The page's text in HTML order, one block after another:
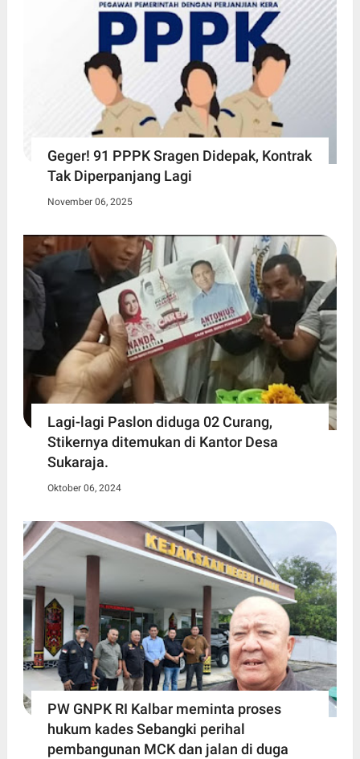
Geger! 91 PPPK Sragen Didepak, Kontrak
Tak Diperpanjang Lagi
November 06, 2025
Lagi-lagi Paslon diduga 02 Curang,
Stikernya ditemukan di Kantor Desa
Sukaraja.
Oktober 06, 2024
PW GNPK RI Kalbar meminta proses
hukum kades Sebangki perihal
pembangunan MCK dan jalan di duga